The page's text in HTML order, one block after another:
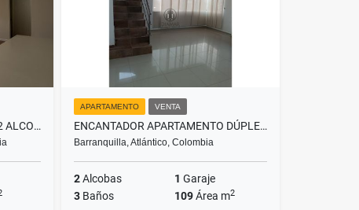
APARTAMENTO EN ALQUILER 2 ALCOBAS - CIUDAD MALLORQUÍN
APARTAMENTO VENTA
ENCANTADOR APARTAMENTO DÚPLEX EN VENTA, SECTOR RIOMAR
Barranquilla, Atlántico, Colombia
2Alcobas 1 Garaje
3 Baños 109Área m2